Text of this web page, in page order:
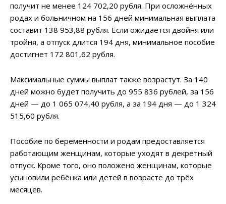
получит не менее 124 702,20 рубля. При осложнённых
родах и больничном на 156 дней минимальная выплата
составит 138 953,88 рубля. Если ожидается двойня или
тройня, а отпуск длится 194 дня, минимальное пособие
достигнет 172 801,62 рубля.
Максимальные суммы выплат также возрастут. За 140
дней можно будет получить до 955 836 рублей, за 156
дней — до 1 065 074,40 рубля, а за 194 дня — до 1 324
515,60 рубля.
Пособие по беременности и родам предоставляется
работающим женщинам, которые уходят в декретный
отпуск. Кроме того, оно положено женщинам, которые
усыновили ребёнка или детей в возрасте до трёх
месяцев.